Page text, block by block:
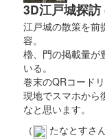
会津若松
ォルメ版
販売終了
2024年12月21、22
シロボッツブースに
3D江戸城探
江戸城の散策を前
容。
櫓、門の掲載量が
いる。
巻末のQRコード
現地でスマホから
なと思います。
（
たなとすさん